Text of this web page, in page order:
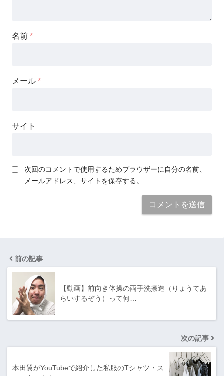
名前 *
メール *
サイト
次回のコメントで使用するためブラウザーに自分の名前、
メールアドレス、サイトを保存する。
前の記事
【動画】前向き体操の両手洗擦造（りょうてあ
らいするぞう）って何…
次の記事
本田翼がYouTubeで紹介した私服のTシャツ・ス